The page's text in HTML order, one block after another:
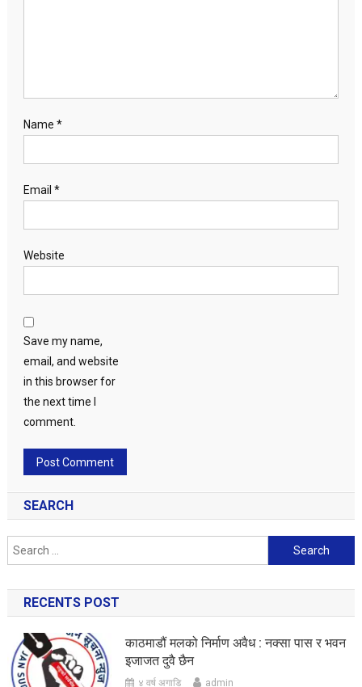
Name *
Email *
Website
Save my name,
email, and website
in this browser for
the next time I
comment.
SEARCH
Search
for:
RECENTS POST
काठमाडौं मलको निर्माण अवैध : नक्सा पास र भवन
इजाजत दुवै छैन
४ वर्ष अगाडि admin